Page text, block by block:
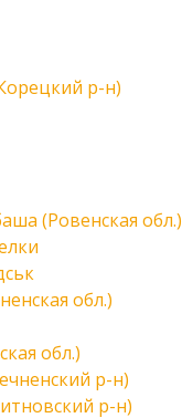
р-н)
(Ровенская обл.)
обл.)
обл.)
р-н)
р-н)